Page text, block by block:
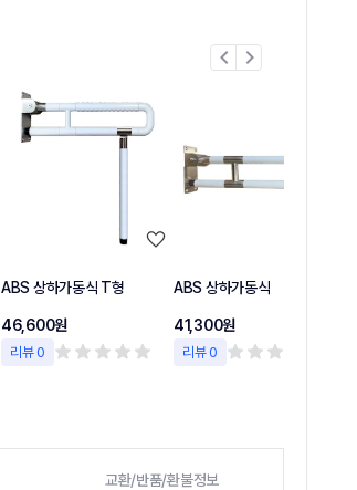
ABS 상하가동식 T형
46,600원
리뷰 0
ABS 상하가동식
41,300원
리뷰 0
chevron_left chevron_right
교환/반품/환불정보